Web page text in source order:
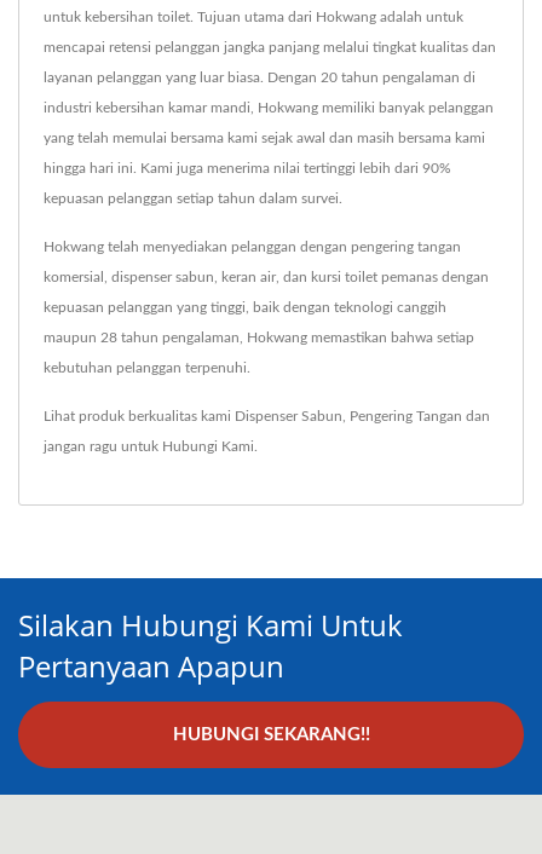
untuk kebersihan toilet. Tujuan utama dari Hokwang adalah untuk
mencapai retensi pelanggan jangka panjang melalui tingkat kualitas dan
layanan pelanggan yang luar biasa. Dengan 20 tahun pengalaman di
industri kebersihan kamar mandi, Hokwang memiliki banyak pelanggan
yang telah memulai bersama kami sejak awal dan masih bersama kami
hingga hari ini. Kami juga menerima nilai tertinggi lebih dari 90%
kepuasan pelanggan setiap tahun dalam survei.
Hokwang telah menyediakan pelanggan dengan pengering tangan
komersial, dispenser sabun, keran air, dan kursi toilet pemanas dengan
kepuasan pelanggan yang tinggi, baik dengan teknologi canggih
maupun 28 tahun pengalaman, Hokwang memastikan bahwa setiap
kebutuhan pelanggan terpenuhi.
Lihat produk berkualitas kami Dispenser Sabun, Pengering Tangan dan
jangan ragu untuk Hubungi Kami.
Silakan Hubungi Kami Untuk
Pertanyaan Apapun
HUBUNGI SEKARANG!!